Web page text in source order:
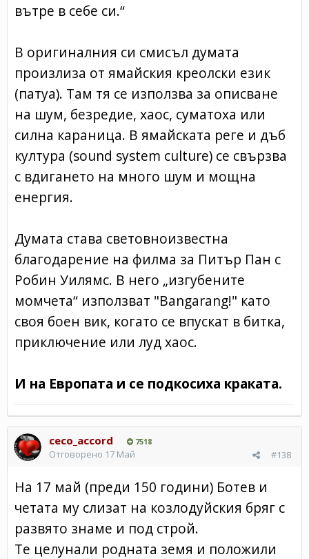
вътре в себе си.“
В оригиналния си смисъл думата
произлиза от ямайския креолски език
(патуа). Там тя се използва за описване
на шум, безредие, хаос, суматоха или
силна караница. В ямайската реге и дъб
култура (sound system culture) се свързва
с вдигането на много шум и мощна
енергия.
Думата става световноизвестна
благодарение на филма за Питър Пан с
Робин Уилямс. В него „изгубените
момчета“ използват "Bangarang!" като
своя боен вик, когато се впускат в битка,
приключение или луд хаос.
И на Европата и се подкосиха краката.
ceco_accord 7518
#138
Отговорено 17 Май
На 17 май (преди 150 години) Ботев и
четата му слизат на козлодуйския бряг с
развято знаме и под строй.
Те целунали родната земя и положили